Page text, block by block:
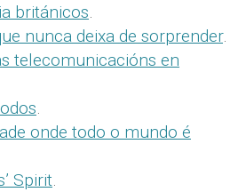
británicos.
nunca deixa de sorprender.
telecomunicacións en
.
onde todo o mundo é
Spirit.